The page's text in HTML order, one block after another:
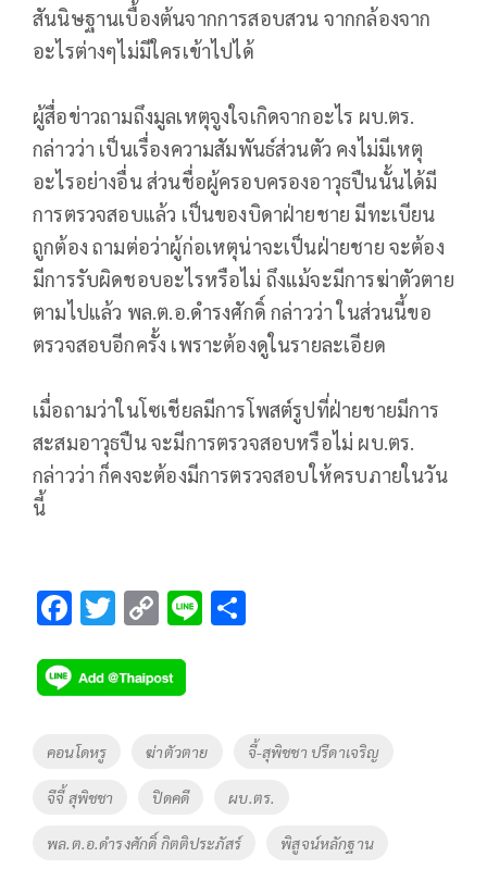
สันนิษฐานเบื้องต้นจากการสอบสวน จากกล้องจาก
อะไรต่างๆไม่มีใครเข้าไปได้
ผู้สื่อข่าวถามถึงมูลเหตุจูงใจเกิดจากอะไร ผบ.ตร.
กล่าวว่า เป็นเรื่องความสัมพันธ์ส่วนตัว คงไม่มีเหตุ
อะไรอย่างอื่น ส่วนชื่อผู้ครอบครองอาวุธปืนนั้นได้มี
การตรวจสอบแล้ว เป็นของบิดาฝ่ายชาย มีทะเบียน
ถูกต้อง ถามต่อว่าผู้ก่อเหตุน่าจะเป็นฝ่ายชาย จะต้อง
มีการรับผิดชอบอะไรหรือไม่ ถึงแม้จะมีการฆ่าตัวตาย
ตามไปแล้ว พล.ต.อ.ดำรงศักดิ์ กล่าวว่า ในส่วนนี้ขอ
ตรวจสอบอีกครั้ง เพราะต้องดูในรายละเอียด
เมื่อถามว่าในโซเชียลมีการโพสต์รูปที่ฝ่ายชายมีการ
สะสมอาวุธปืน จะมีการตรวจสอบหรือไม่ ผบ.ตร.
กล่าวว่า ก็คงจะต้องมีการตรวจสอบให้ครบภายในวัน
นี้
F
e
b
o
o
k
T
tt
er
C
p
y
Li
n
k
Li
Tags
คอนโดหรู ฆ่าตัวตาย จี้-สุพิชชา ปรีดาเจริญ
จีจี้ สุพิชชา ปิดคดี ผบ.ตร.
พล.ต.อ.ดำรงศักดิ์ กิตติประภัสร์ พิสูจน์หลักฐาน